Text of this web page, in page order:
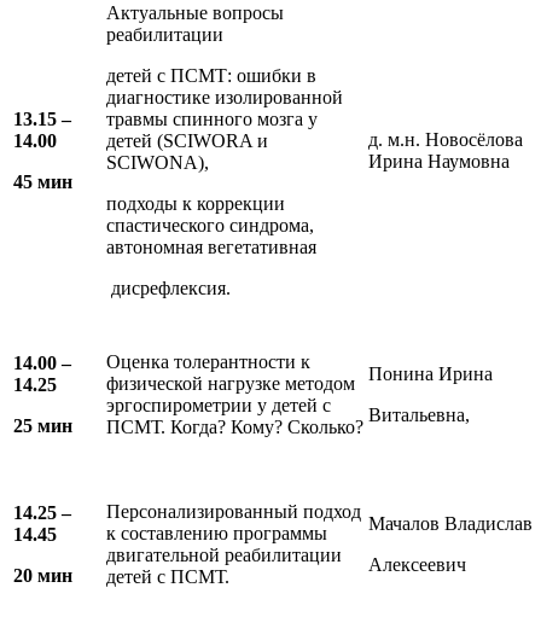
13.15 –
14.00
45 мин
Актуальные вопросы
реабилитации
детей с ПСМТ: ошибки в
диагностике изолированной
травмы спинного мозга у
детей (SCIWORA и
SCIWONA),
подходы к коррекции
спастического синдрома,
автономная вегетативная
дисрефлексия.
д. м.н. Новосёлова
Ирина Наумовна
14.00–
14.25
25 мин
Оценка толерантности к
физической нагрузке методом
эргоспирометрии у детей с
ПСМТ. Когда? Кому? Сколько?
Понина Ирина
Витальевна,
14.25 –
14.45
20 мин
Персонализированный подход
к составлению программы
двигательной реабилитации
детей с ПСМТ.
Мачалов Владислав
Алексеевич